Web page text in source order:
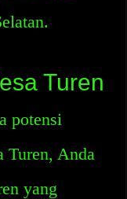
Turen
potensi
Turen, Anda
yang